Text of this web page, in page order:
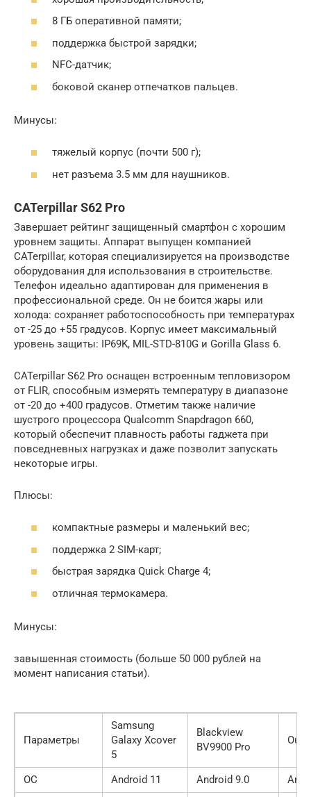
8 ГБ оперативной памяти;
поддержка быстрой зарядки;
NFC-датчик;
боковой сканер отпечатков пальцев.
Минусы:
тяжелый корпус (почти 500 г);
нет разъема 3.5 мм для наушников.
CATerpillar S62 Pro
Завершает рейтинг защищенный смартфон с хорошим
уровнем защиты. Аппарат выпущен компанией
CATerpillar, которая специализируется на производстве
оборудования для использования в строительстве.
Телефон идеально адаптирован для применения в
профессиональной среде. Он не боится жары или
холода: сохраняет работоспособность при температурах
от -25 до +55 градусов. Корпус имеет максимальный
уровень защиты: IP69K, MIL-STD-810G и Gorilla Glass 6.
CATerpillar S62 Pro оснащен встроенным тепловизором
от FLIR, способным измерять температуру в диапазоне
от -20 до +400 градусов. Отметим также наличие
шустрого процессора Qualcomm Snapdragon 660,
который обеспечит плавность работы гаджета при
повседневных нагрузках и даже позволит запускать
некоторые игры.
Плюсы:
компактные размеры и маленький вес;
поддержка 2 SIM-карт;
быстрая зарядка Quick Charge 4;
отличная термокамера.
Минусы:
завышенная стоимость (больше 50 000 рублей на
момент написания статьи).
Параметры
Samsung
Galaxy Xcover
5
Blackview
BV9900 Pro
ОС Android 11 Android 9.0